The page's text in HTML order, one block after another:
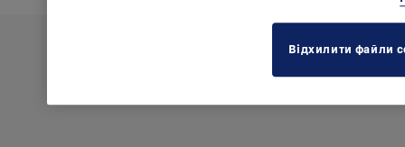
Відхилити файли